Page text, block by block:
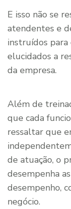
E isso não se
atendentes e
instruídos
elucidados a
da empresa.
Além de
que cada
ressaltar que
de atuação, o
desempenha
desempenho,
negócio.